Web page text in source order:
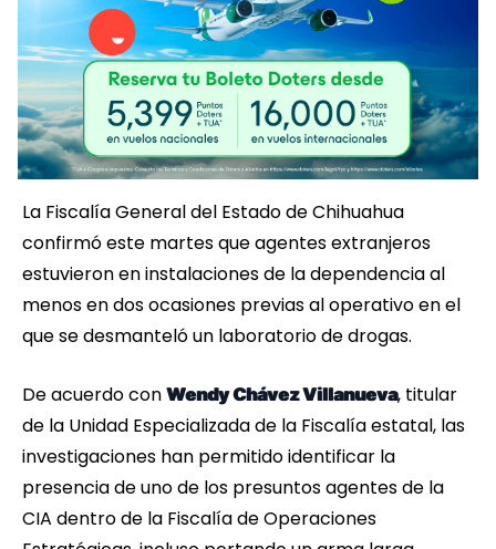
La Fiscalía General del Estado de Chihuahua
confirmó este martes que agentes extranjeros
estuvieron en instalaciones de la dependencia al
menos en dos ocasiones previas al operativo en el
que se desmanteló un laboratorio de drogas.
De acuerdo con Wendy Chávez Villanueva, titular
de la Unidad Especializada de la Fiscalía estatal, las
investigaciones han permitido identificar la
presencia de uno de los presuntos agentes de la
CIA dentro de la Fiscalía de Operaciones